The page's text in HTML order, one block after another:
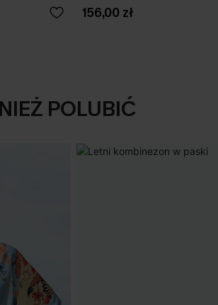
156,00 zł
POLUBIĆ